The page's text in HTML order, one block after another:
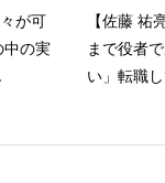
が可
の実
【佐藤 祐
まで役者
い」転職